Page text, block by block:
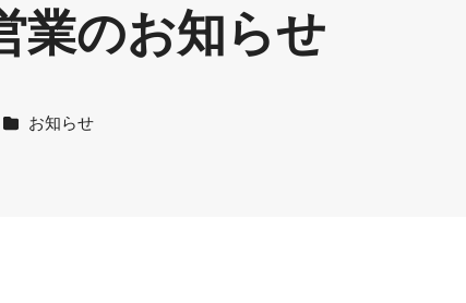
業のお知らせ
カテゴリー
お知らせ